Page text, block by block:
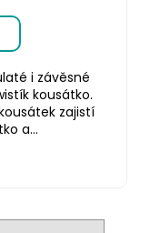
i závěsné
kousátko.
zajistí
a...